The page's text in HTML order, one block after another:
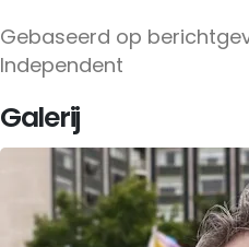
Gebaseerd op
Independent
Galerij